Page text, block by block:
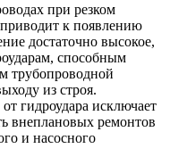
при резком
к появлению
достаточно высокое,
способным
трубопроводной
из строя.
гидроудара исключает
внеплановых ремонтов
и насосного